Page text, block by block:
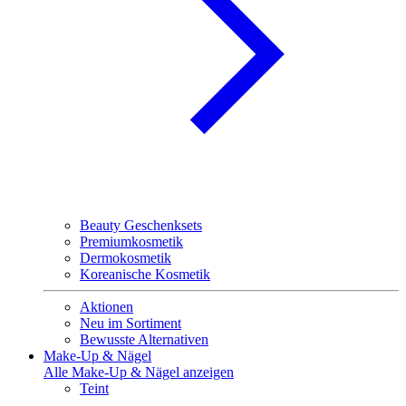
Beauty Geschenksets
Premiumkosmetik
Dermokosmetik
Koreanische Kosmetik
Aktionen
Neu im Sortiment
Bewusste Alternativen
Make-Up & Nägel
Alle Make-Up & Nägel anzeigen
Teint